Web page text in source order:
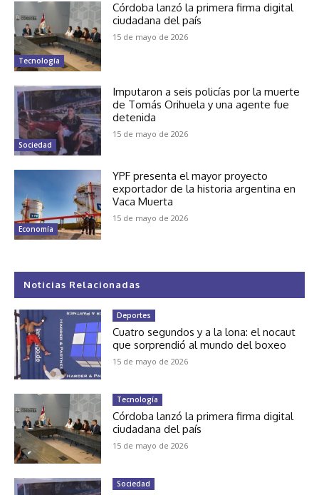
Tecnología
Córdoba lanzó la primera firma digital
ciudadana del país
15 de mayo de 2026
Sociedad
Imputaron a seis policías por la muerte
de Tomás Orihuela y una agente fue
detenida
15 de mayo de 2026
Economía
YPF presenta el mayor proyecto
exportador de la historia argentina en
Vaca Muerta
15 de mayo de 2026
Noticias Relacionadas
Deportes
Cuatro segundos y a la lona: el nocaut
que sorprendió al mundo del boxeo
15 de mayo de 2026
Tecnología
Córdoba lanzó la primera firma digital
ciudadana del país
15 de mayo de 2026
Sociedad